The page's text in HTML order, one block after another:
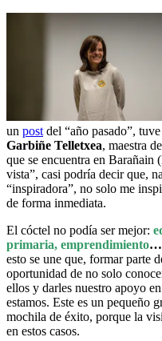
un post del “año pasado”,
Garbiñe Telletxea, maestra
que se encuentra en Barañain
vista”, casi podría decir que,
“inspiradora”, no solo me
de forma inmediata.
El cóctel no podía ser mejor:
primaria, emprendimiento…
esto se une que, formar parte
oportunidad de no solo
ellos y darles nuestro apoyo
estamos. Este es un pequeño
mochila de éxito, porque la
en estos casos.